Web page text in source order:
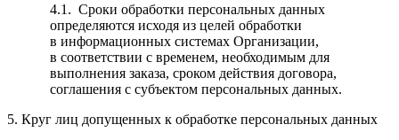
4.1. Сроки обработки персональных данных
определяются исходя из целей обработки
в информационных системах Организации,
в соответствии с временем, необходимым для
выполнения заказа, сроком действия договора,
соглашения с субъектом персональных данных.
5. Круг лиц допущенных к обработке персональных данных